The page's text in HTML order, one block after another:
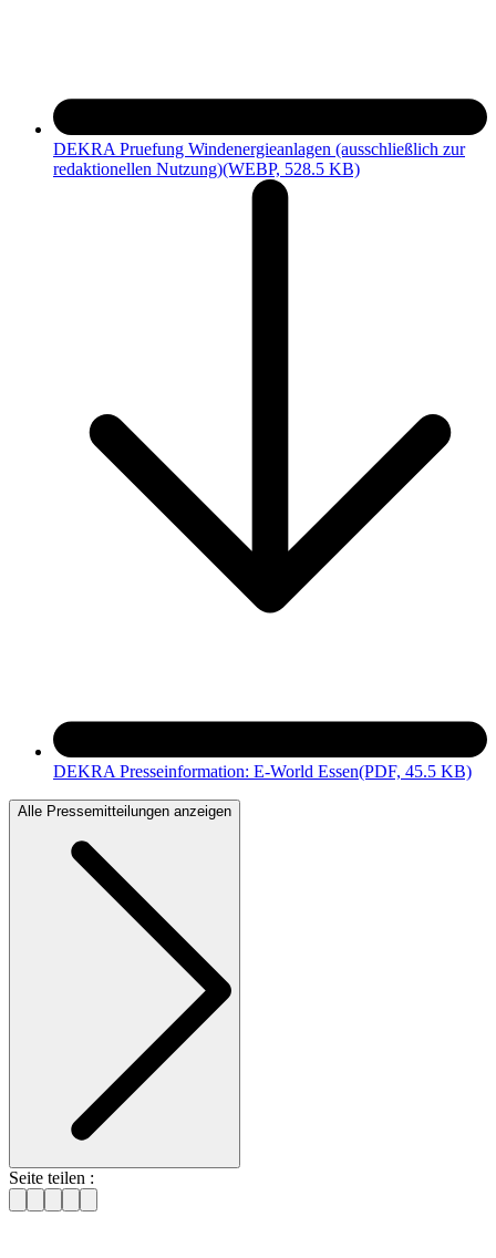
DEKRA Pruefung Windenergieanlagen (ausschließlich zur
redaktionellen Nutzung)(WEBP, 528.5 KB)
DEKRA Presseinformation: E-World Essen(PDF, 45.5 KB)
Alle Pressemitteilungen anzeigen
Seite teilen :